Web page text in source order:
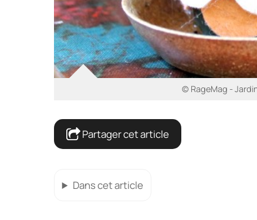
© RageMag -
Partager cet article
Dans cet article